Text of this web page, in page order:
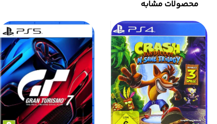
محصولات مشابه